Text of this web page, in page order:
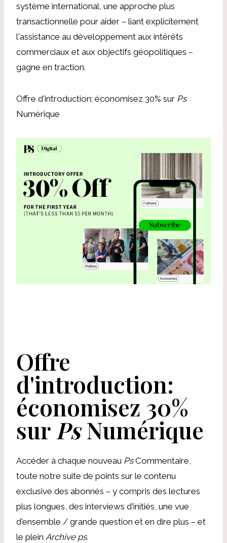
système international, une approche plus
transactionnelle pour aider – liant explicitement
l'assistance au développement aux intérêts
commerciaux et aux objectifs géopolitiques –
gagne en traction.
Offre d'introduction: économisez 30% sur Ps
Numérique
Offre
d'introduction:
économisez 30%
sur PsNumérique
Accéder à chaque nouveau PsCommentaire,
toute notre suite de points sur le contenu
exclusive des abonnés – y compris des lectures
plus longues, des interviews d'initiés, une vue
d'ensemble / grande question et en dire plus – et
le plein Archive ps.